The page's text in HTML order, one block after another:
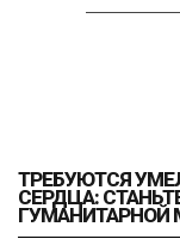
ТРЕБУЮТСЯ
СЕРДЦА:
ГУМАНИТАРНОЙ